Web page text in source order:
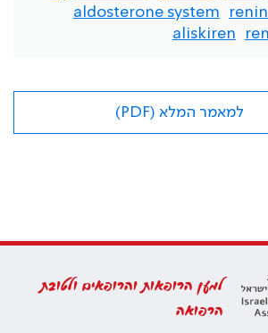
aldosterone system
aliskiren
למאמר המלא (PDF)
למען הרופאות והרופאים ולטובת
הרפואה